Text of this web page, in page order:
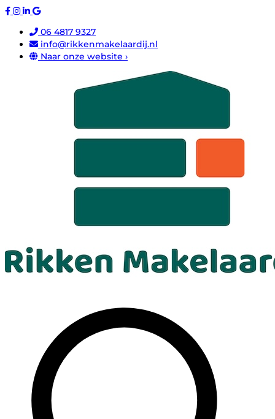
06 4817 9327
info@rikkenmakelaardij.nl
Naar onze website ›